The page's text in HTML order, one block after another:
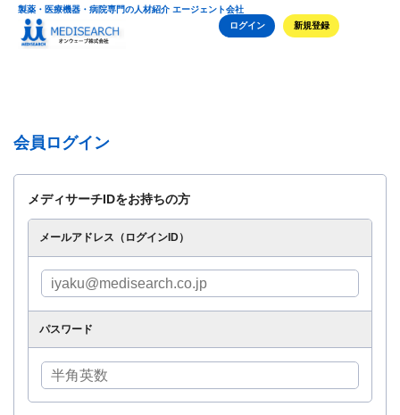
製薬・医療機器・病院専門の人材紹介 エージェント会社
ログイン
新規登録
会員ログイン
メディサーチIDをお持ちの方
メールアドレス（ログインID）
パスワード